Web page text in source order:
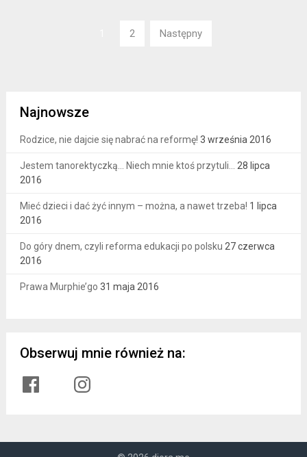
2 Następny
Najnowsze
Rodzice, nie dajcie się nabrać na reformę! 3 września 2016
Jestem tanorektyczką… Niech mnie ktoś przytuli…
28 lipca
2016
Mieć dzieci i dać żyć innym – można, a nawet trzeba! 1 lipca
2016
Do góry dnem, czyli reforma edukacji po polsku 27 czerwca
2016
Prawa Murphie’go 31 maja 2016
Obserwuj mnie również na:
Facebook Instagram